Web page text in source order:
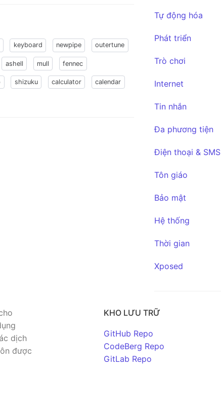
keyboard newpipe outertune
ashell mull fennec
shizuku calculator calendar
Tự động hóa
Phát triển
Trò chơi
Internet
Tin nhắn
Đa phương tiện
Điện thoại & SMS
Tôn giáo
Bảo mật
Hệ thống
Thời gian
Xposed
dịch
được
KHO LƯU TRỮ
GitHub Repo
CodeBerg Repo
GitLab Repo